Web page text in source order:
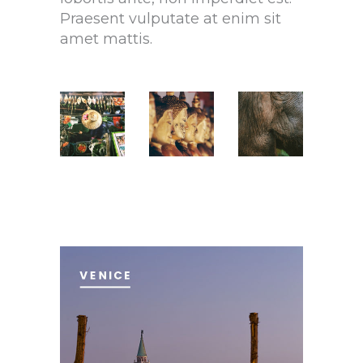
Praesent vulputate at enim sit
amet mattis.